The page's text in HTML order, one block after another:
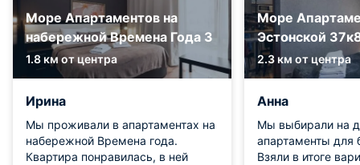
Море Апартаментов на
набережной Времена Года 3
1.8 км от центра
Ирина
Мы проживали в апартаментах на
набережной Времена года.
Квартира понравилась, в ней
Море
Эстонской
2.3 км от центра
Анна
Мы выбирали на
апартаменты для
Взяли в итоге